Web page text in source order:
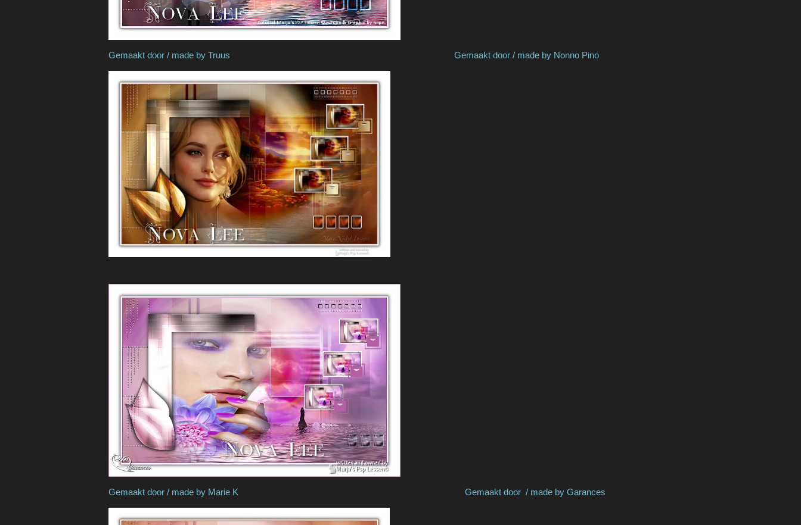
Gemaakt door / made by Truus Gemaakt door / made by Nonno Pino
Gemaakt door / made by Marie K Gemaakt door / made by Garances